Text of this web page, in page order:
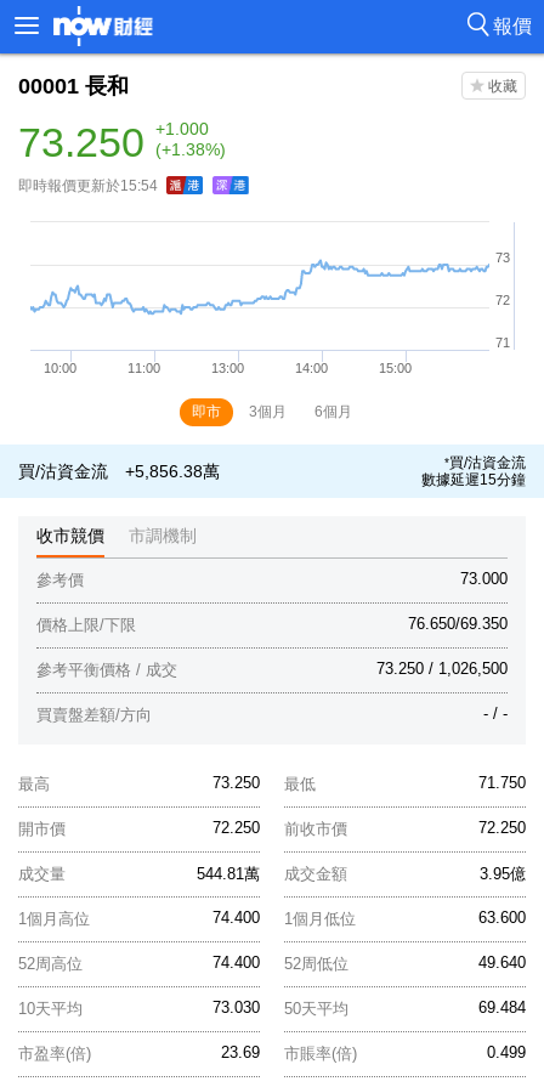
報價
00001 長和
73.250
+1.000
(+1.38%)
即時報價更新於15:54
即市 3個月 6個月
買/沽資金流 +5,856.38萬 *買/沽資金流
數據延遲15分鐘
收市競價 市調機制
73.000
參考價
76.650/69.350
價格上限/下限
73.250 / 1,026,500
參考平衡價格 / 成交
- / -
買賣盤差額/方向
73.250
最高 71.750
最低
72.250
開市價 72.250
前收市價
544.81萬
成交量 3.95億
成交金額
74.400
1個月高位 63.600
1個月低位
74.400
52周高位 49.640
52周低位
73.030
10天平均 69.484
50天平均
23.69
市盈率(倍) 0.499
市賬率(倍)